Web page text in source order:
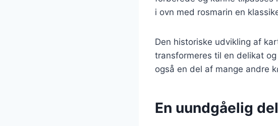
i ovn med rosmarin en
Den historiske udvikling af
transformeres til en delikat
også en del af mange andre
En uundgåelig